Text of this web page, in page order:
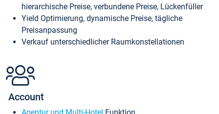
hierarchische Preise, verbundene Preise, Lückenfüller
Yield Optimierung, dynamische Preise, tägliche
Preisanpassung
Verkauf unterschiedlicher Raumkonstellationen
Account